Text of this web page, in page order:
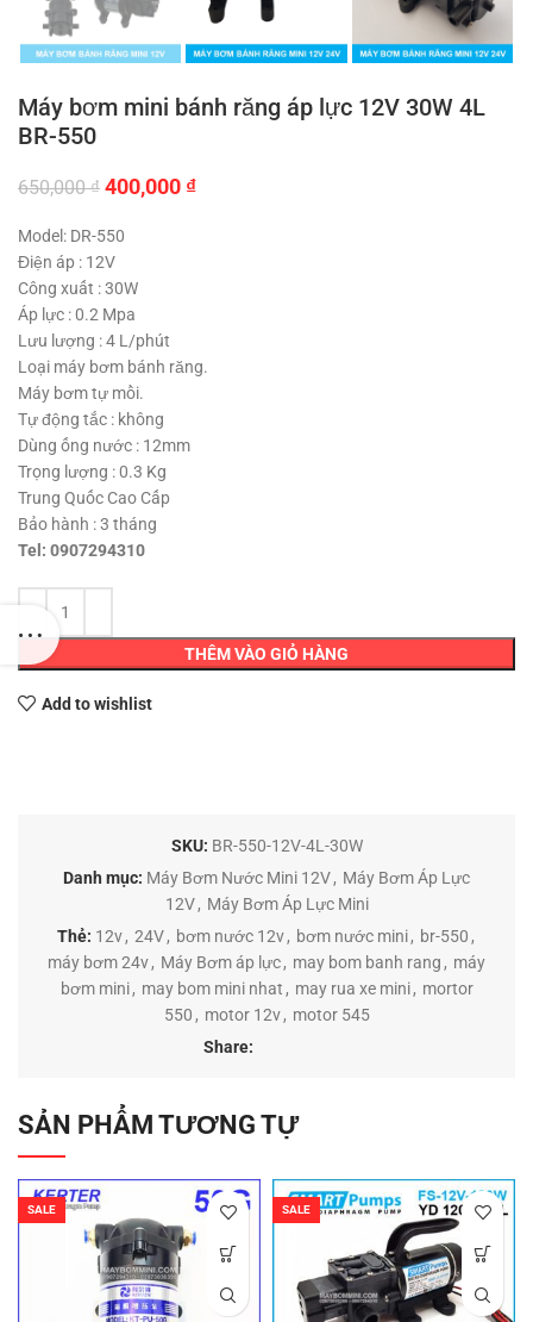
Máy bơm mini bánh răng áp lực 12V 30W 4L
BR-550
650,000₫ Giá
là:
650,000 ₫.
400,000 ₫Giá
Model: DR-550
Điện áp : 12V
Công xuất : 30W
Áp lực : 0.2 Mpa
Lưu lượng : 4 L/phút
Loại máy bơm bánh răng.
Máy bơm tự mồi.
Tự động tắc : không
Dùng ống nước : 12mm
Trọng lượng : 0.3 Kg
Trung Quốc Cao Cấp
Bảo hành : 3 tháng
Tel: 0907294310
THÊM VÀO GIỎ HÀNG
Add to wishlist
SKU: BR-550-12V-4L-30W
Danh mục: Máy Bơm Nước Mini 12V, Máy Bơm Áp Lực
12V , Máy Bơm Áp Lực Mini
Thẻ: 12v , 24V , bơm nước 12v , bơm nước mini , br-550 ,
máy bơm 24v, Máy Bơm áp lực, may bom banh rang , máy
bơm mini , may bom mini nhat , may rua xe mini , mortor
550 , motor 12v , motor 545
Share:
SẢN PHẨM TƯƠNG TỰ
SALE SALE